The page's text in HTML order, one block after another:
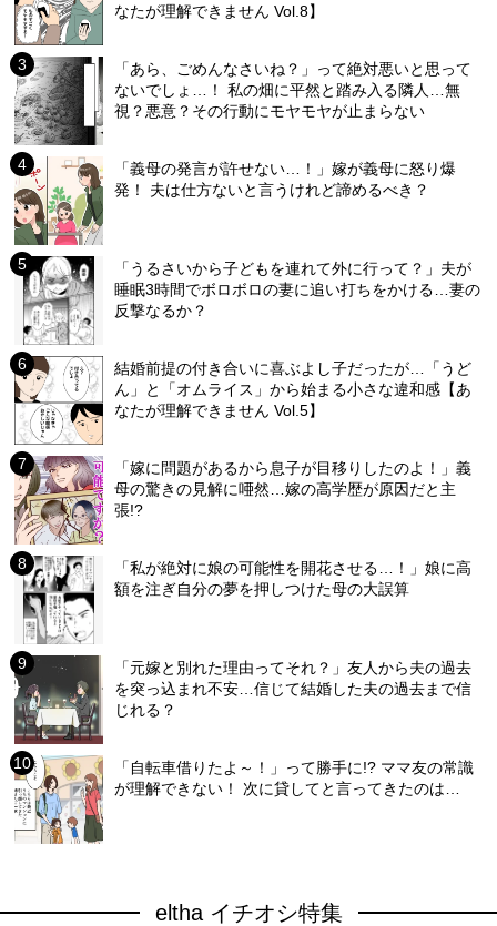
なたが理解できません Vol.8】
「あら、ごめんなさいね？」って絶対悪いと思って
ないでしょ…！ 私の畑に平然と踏み入る隣人…無
視？悪意？その行動にモヤモヤが止まらない
「義母の発言が許せない…！」嫁が義母に怒り爆
発！ 夫は仕方ないと言うけれど諦めるべき？
「うるさいから子どもを連れて外に行って？」夫が
睡眠3時間でボロボロの妻に追い打ちをかける…妻の
反撃なるか？
結婚前提の付き合いに喜ぶよし子だったが…「うど
ん」と「オムライス」から始まる小さな違和感【あ
なたが理解できません Vol.5】
「嫁に問題があるから息子が目移りしたのよ！」義
母の驚きの見解に唖然…嫁の高学歴が原因だと主
張!?
「私が絶対に娘の可能性を開花させる…！」娘に高
額を注ぎ自分の夢を押しつけた母の大誤算
「元嫁と別れた理由ってそれ？」友人から夫の過去
を突っ込まれ不安…信じて結婚した夫の過去まで信
じれる？
「自転車借りたよ～！」って勝手に!? ママ友の常識
が理解できない！ 次に貸してと言ってきたのは…
eltha イチオシ特集